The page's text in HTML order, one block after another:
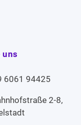
uns
6061 94425
2-8,